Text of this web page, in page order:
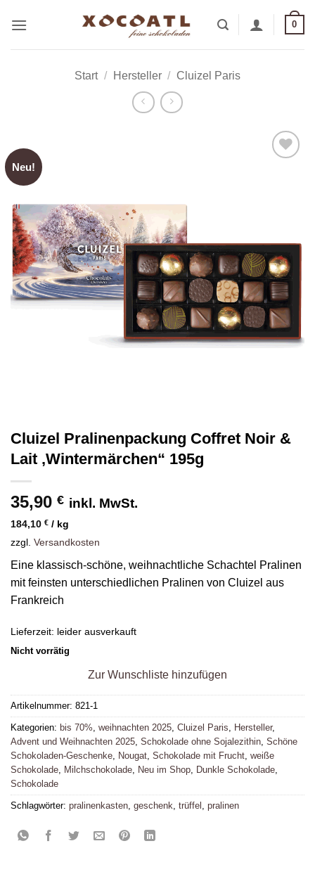
Inhalt
0
Start / Hersteller / Cluizel Paris
Neu!
Cluizel Pralinenpackung Coffret Noir &
Lait ‚Wintermärchen“ 195g
35,90 € inkl. MwSt.
184,10 € / kg
zzgl. Versandkosten
Eine klassisch-schöne, weihnachtliche Schachtel Pralinen
mit feinsten unterschiedlichen Pralinen von Cluizel aus
Frankreich
Lieferzeit: leider ausverkauft
Nicht vorrätig
Zur Wunschliste hinzufügen
Artikelnummer: 821-1
Kategorien: bis 70% weihnachten 2025 Cluizel Paris Hersteller,
Advent und Weihnachten 2025 Schokolade ohne Sojalezithin Schöne
Schokoladen-Geschenke Nougat Schokolade mit Frucht weiße
Schokolade Milchschokolade Neu im Shop Dunkle Schokolade
Schokolade
Schlagwörter: pralinenkasten geschenk trüffel pralinen